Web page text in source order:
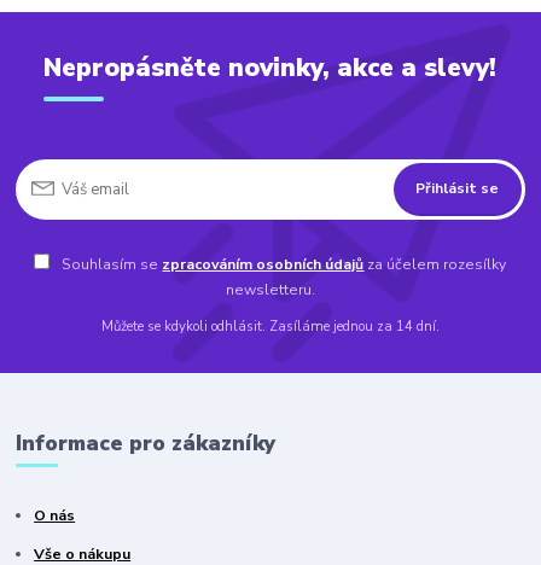
Nepropásněte novinky, akce a slevy!
Přihlásit se
Souhlasím se zpracováním osobních údajů za účelem rozesílky
newsletteru.
Můžete se kdykoli odhlásit. Zasíláme jednou za 14 dní.
Informace pro zákazníky
O nás
Vše o nákupu